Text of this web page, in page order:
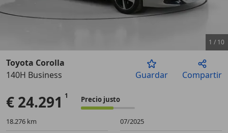
Anterior
1 / 10
Toyota Corolla
140H Business
Guardar Compartir
€ 24.291 Precio justo
18.276 km
07/2025